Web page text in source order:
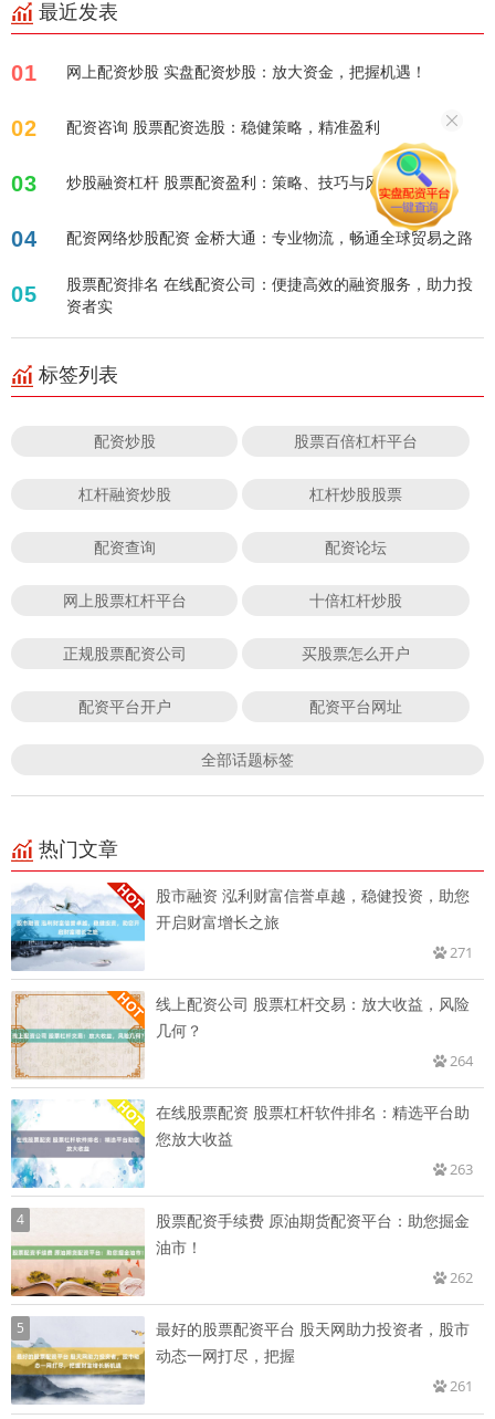
最近发表
01 网上配资炒股 实盘配资炒股：放大资金，把握机遇！
02 配资咨询 股票配资选股：稳健策略，精准盈利
03 炒股融资杠杆 股票配资盈利：策略、技巧与风险控制
04 配资网络炒股配资 金桥大通：专业物流，畅通全球贸易之路
05
股票配资排名 在线配资公司：便捷高效的融资服务，助力投
资者实
标签列表
配资炒股 股票百倍杠杆平台
杠杆融资炒股 杠杆炒股股票
配资查询 配资论坛
网上股票杠杆平台 十倍杠杆炒股
正规股票配资公司 买股票怎么开户
配资平台开户 配资平台网址
全部话题标签
热门文章
股市融资 泓利财富信誉卓越，稳健投资，助您
开启财富增长之旅
271
线上配资公司 股票杠杆交易：放大收益，风险
几何？
264
在线股票配资 股票杠杆软件排名：精选平台助
您放大收益
263
4
股票配资手续费 原油期货配资平台：助您掘金
油市！
262
5
最好的股票配资平台 股天网助力投资者，股市
动态一网打尽，把握
261